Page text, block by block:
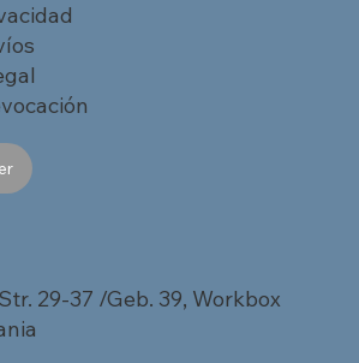
29-37 /Geb. 39, Workbox